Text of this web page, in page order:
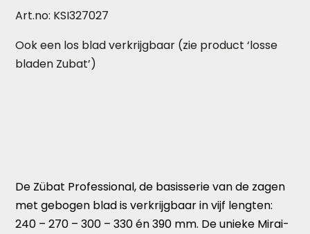
Art.no: KSI327027
Ook een los blad verkrijgbaar (zie product ‘losse
bladen Zubat’)
De Zübat Professional, de basisserie van de zagen
met gebogen blad is verkrijgbaar in vijf lengten:
240 – 270 – 300 – 330 én 390 mm. De unieke Mirai-